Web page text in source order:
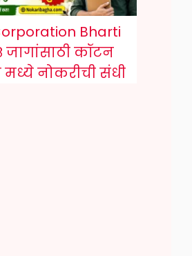
Bharti
जागांसाठी कॉटन
मध्ये नोकरीची संधी